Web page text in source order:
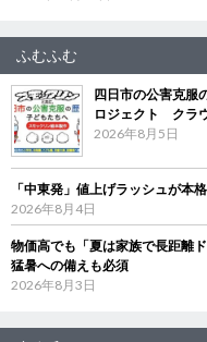
ふむふむ
四日市の公害克服
ロジェクト クラ
2026年8月5日
「中東発」値上げラッシュが
2026年8月4日
物価高でも「夏は家族で長距離
猛暑への備えも必須
2026年8月3日